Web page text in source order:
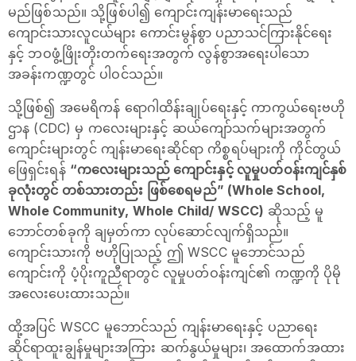
မည်ဖြစ်သည်။ ‌သို့ဖြစ်ပါ၍ ကျောင်းကျန်းမာရေးသည်
ကျောင်းသားလူငယ်များ ကောင်းမွန်စွာ ပညာသင်ကြားနိုင်ရေး
နှင့် ဘဝဖွံ့ဖြိုးတိုးတက်‌ရေးအတွက် လွန်စွာအရေးပါသော
အခန်းကဏ္ဍတွင် ပါဝင်သည်။
သို့ဖြစ်၍ အမေရိကန် ရောဂါထိန်းချုပ်ရေးနှင့် ကာကွယ်ရေးဗဟို
ဌာန (CDC) မှ ကလေးများနှင့် ဆယ်ကျော်သက်များအတွက်
ကျောင်းများတွင် ကျန်းမာရေးဆိုင်ရာ ကိစ္စရပ်များကို ကိုင်တွယ်
ဖြေရှင်းရန် “ကလေးများသည် ကျောင်းနှင့် လူမှုပတ်ဝန်းကျင်နှစ်
ခုလုံးတွင် တစ်သားတည်း ဖြစ်စေရမည်” (Whole School,
Whole Community, Whole Child/ WSCC) ဆိုသည့် မူ
ဘောင်တစ်ခုကို ချမှတ်ကာ လုပ်ဆောင်လျက်ရှိသည်။
ကျောင်းသားကို ဗဟိုပြုသည့် ဤ WSCC မူဘောင်သည်
ကျောင်းကို ပံ့ပိုးကူညီရာတွင် လူမှုပတ်ဝန်းကျင်၏ ကဏ္ဍကို ပိုမို
အလေးပေးထားသည်။
ထို့အပြင် WSCC မူဘောင်သည် ကျန်းမာရေးနှင့် ပညာရေး
ဆိုင်ရာထူးချွန်မှုများအကြား ဆက်နွယ်မှုများ၊ အထောက်အထား